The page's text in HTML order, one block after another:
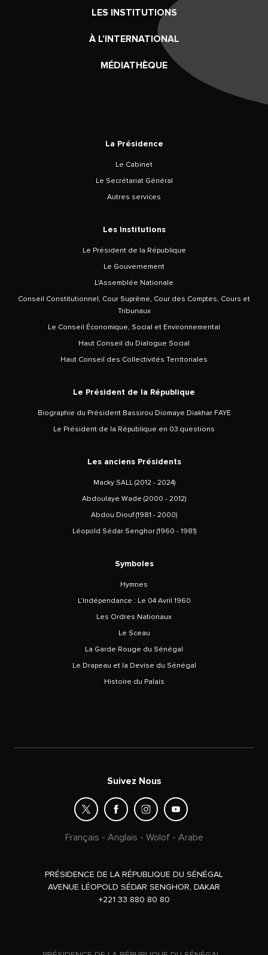
LES INSTITUTIONS
À L’INTERNATIONAL
MÉDIATHÈQUE
La Présidence
Le Cabinet
Le Secrétariat Général
Autres services
Les Institutions
Le Président de la République
Le Gouvernement
L’Assemblée Nationale
Conseil Constitutionnel, Cour Suprême, Cour des Comptes, Cours et
Tribunaux
Le Conseil Économique, Social et Environnemental
Haut Conseil du Dialogue Social
Haut Conseil des Collectivités Territoriales
Le Président de la République
Biographie du Président Bassirou Diomaye Diakhar FAYE
Le Président de la République en 03 questions
Les anciens Présidents
Macky SALL (2012 - 2024)
Abdoulaye Wade (2000 - 2012)
Abdou Diouf (1981 - 2000)
Léopold Sédar Senghor (1960 - 1981)
Symboles
Hymnes
L’Indépendance : Le 04 Avril 1960
Les Ordres Nationaux
Le Sceau
La Garde Rouge du Sénégal
Le Drapeau et la Devise du Sénégal
Histoire du Palais
Suivez Nous
Français - Anglais - Wolof- Arabe
PRÉSIDENCE DE LA RÉPUBLIQUE DU SÉNÉGAL
AVENUE LÉOPOLD SÉDAR SENGHOR, DAKAR
+221 33 880 80 80